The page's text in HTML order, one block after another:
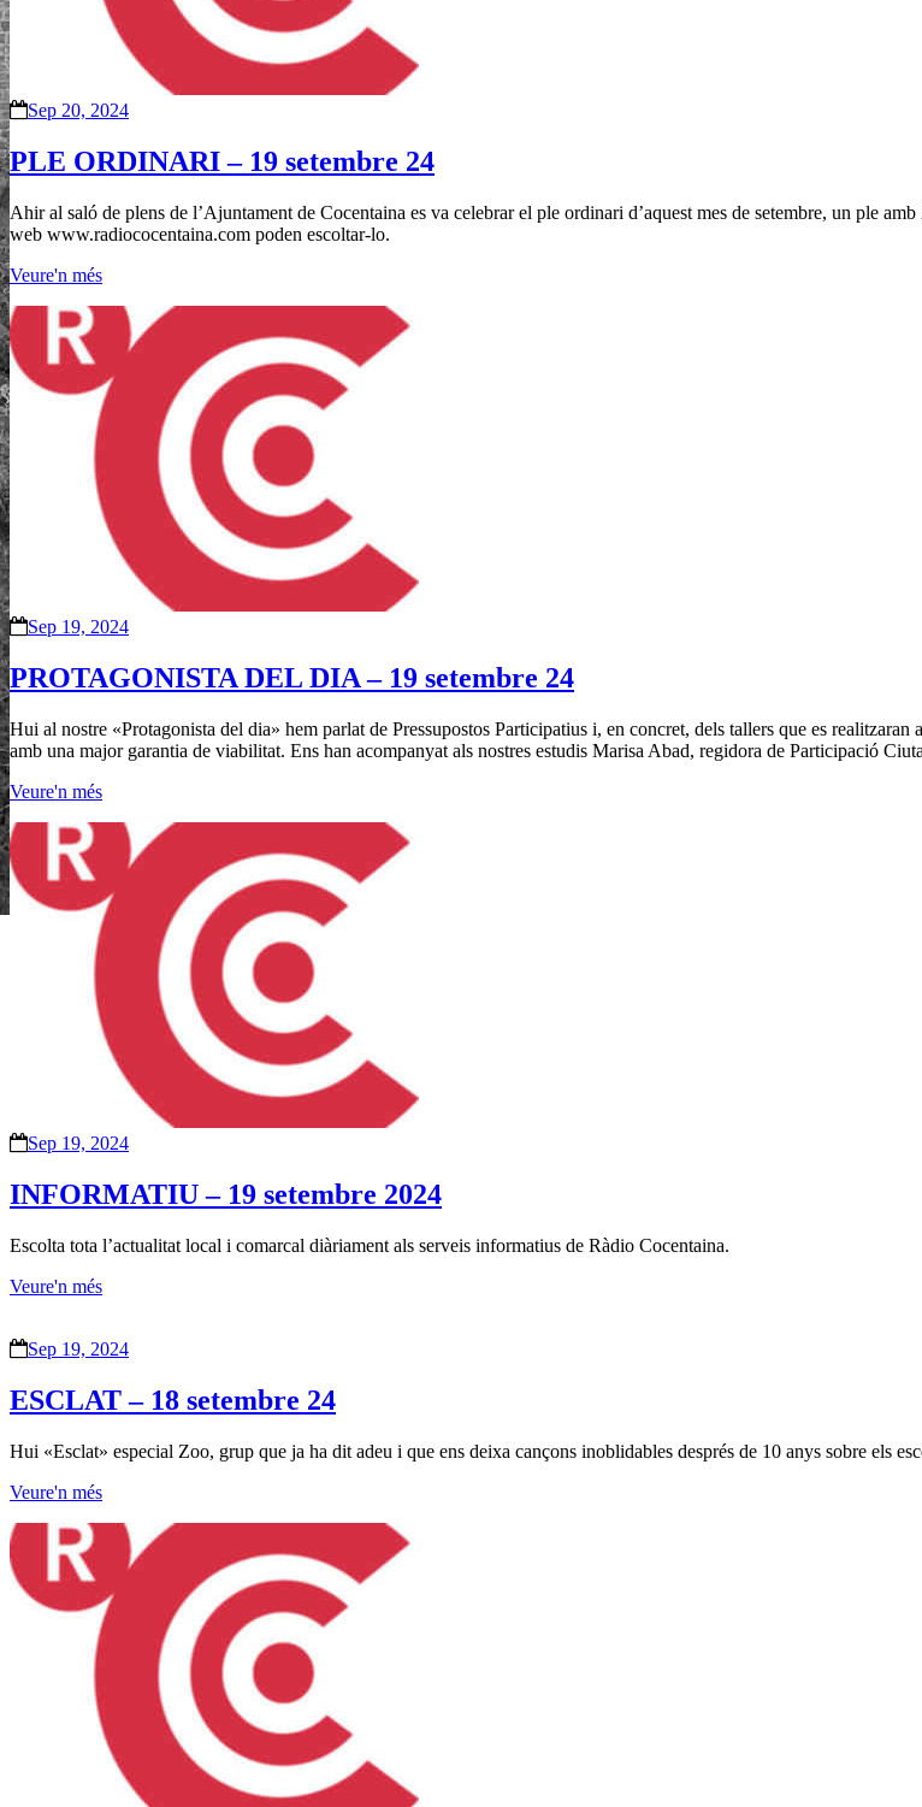
Sep 20, 2024
PLE ORDINARI – 19 setembre 24
Ahir al saló de plens de l’Ajuntament de Cocentaina es va celebrar el ple ordinari d’aquest mes de setembre, un ple
web www.radiococentaina.com poden escoltar-lo.
Veure'n més
Sep 19, 2024
PROTAGONISTA DEL DIA – 19 setembre 24
Hui al nostre «Protagonista del dia» hem parlat de Pressupostos Participatius i, en concret, dels tallers que es
amb una major garantia de viabilitat. Ens han acompanyat als nostres estudis Marisa Abad, regidora de Participació
Veure'n més
Sep 19, 2024
INFORMATIU – 19 setembre 2024
Escolta tota l’actualitat local i comarcal diàriament als serveis informatius de Ràdio Cocentaina.
Veure'n més
Sep 19, 2024
ESCLAT – 18 setembre 24
Hui «Esclat» especial Zoo, grup que ja ha dit adeu i que ens deixa cançons inoblidables després de 10 anys sobre els
Veure'n més